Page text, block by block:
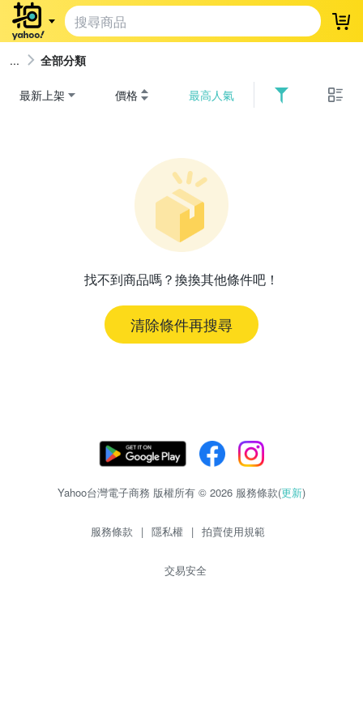
登
全部分類
最新上架 價格 最高人氣
找不到商品嗎？換換其他條件吧！
清除條件再搜尋
Yahoo台灣電子商務 版權所有 © 2026 服務條款(更新)
服務條款 | 隱私權 | 拍賣使用規範
交易安全